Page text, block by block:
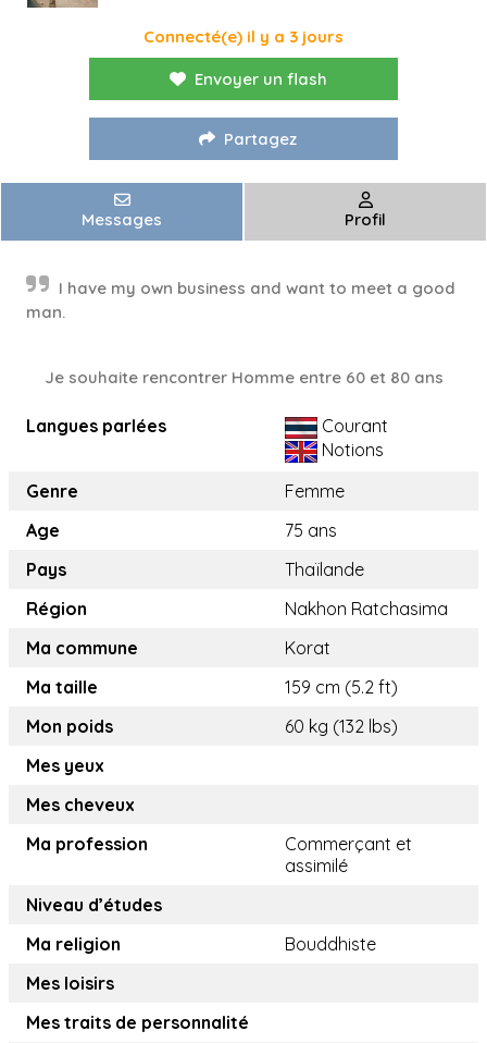
Connecté(e) il y a 3 jours
Envoyer un flash
Partagez
Messages Profil
I have my own business and want to meet a good
man.
Je souhaite rencontrer Homme entre 60 et 80 ans
Langues parlées
Courant
Notions
Genre
Femme
Age
75 ans
Pays
Thaïlande
Région
Nakhon Ratchasima
Ma commune
Korat
Ma taille
159 cm (5.2 ft)
Mon poids
60 kg (132 lbs)
Mes yeux
Mes cheveux
Ma profession
Commerçant et
assimilé
Niveau d’études
Ma religion
Bouddhiste
Mes loisirs
Mes traits de personnalité